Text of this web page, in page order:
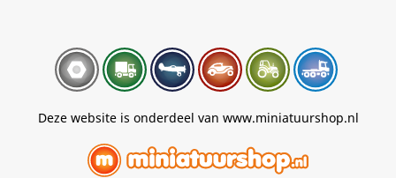
Deze website is onderdeel van www.miniatuurshop.nl